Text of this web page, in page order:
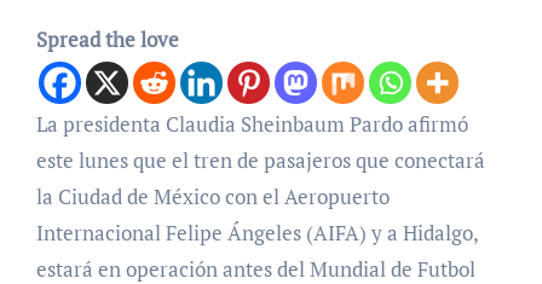
Spread the love
La presidenta Claudia Sheinbaum Pardo afirmó
este lunes que el tren de pasajeros que conectará
la Ciudad de México con el Aeropuerto
Internacional Felipe Ángeles (AIFA) y a Hidalgo,
estará en operación antes del Mundial de Futbol